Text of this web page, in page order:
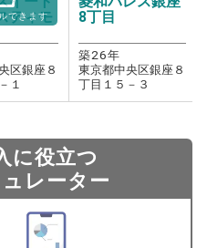
ティモ
区銀座８
１
8丁目
築26年
東京都中央区銀座８
丁目１５－３
できます
に役立つ
レーター